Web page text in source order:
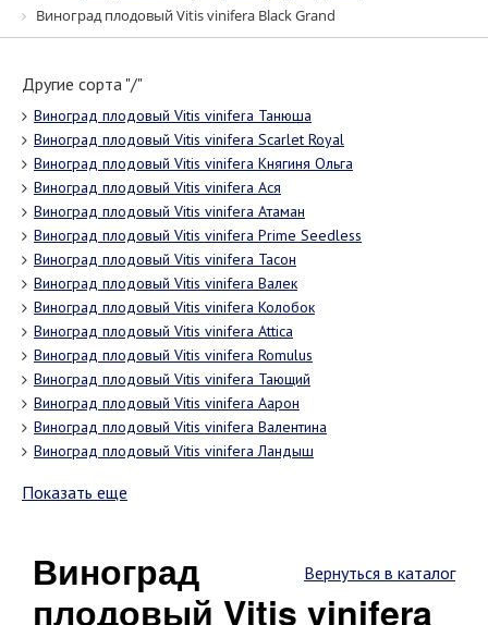
Виноград плодовый Vitis vinifera Black Grand
Другие сорта "/"
Виноград плодовый Vitis vinifera Танюша
Виноград плодовый Vitis vinifera Scarlet Royal
Виноград плодовый Vitis vinifera Княгиня Ольга
Виноград плодовый Vitis vinifera Ася
Виноград плодовый Vitis vinifera Атаман
Виноград плодовый Vitis vinifera Prime Seedless
Виноград плодовый Vitis vinifera Тасон
Виноград плодовый Vitis vinifera Валек
Виноград плодовый Vitis vinifera Колобок
Виноград плодовый Vitis vinifera Attica
Виноград плодовый Vitis vinifera Romulus
Виноград плодовый Vitis vinifera Тающий
Виноград плодовый Vitis vinifera Аарон
Виноград плодовый Vitis vinifera Валентина
Виноград плодовый Vitis vinifera Ландыш
Показать еще
Вернуться в каталог
Виноград
плодовый Vitis vinifera